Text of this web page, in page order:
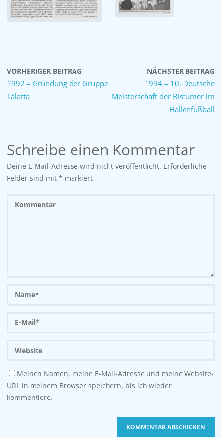
VORHERIGER BEITRAG
1992 – Gründung der Gruppe
Tálatta
NÄCHSTER BEITRAG
1994 – 10. Deutsche
Meisterschaft der Bistümer im
Hallenfußball
Schreibe einen Kommentar
Deine E-Mail-Adresse wird nicht veröffentlicht. Erforderliche
Felder sind mit * markiert
Meinen Namen, meine E-Mail-Adresse und meine Website-
URL in meinem Browser speichern, bis ich wieder
kommentiere.